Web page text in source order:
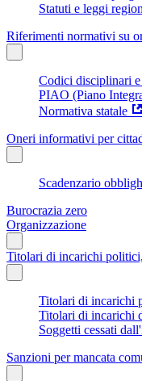
Statuti e leggi
Riferimenti normativi su
Codici disciplinari
PIAO (Piano
Normativa statale
Oneri informativi per
Scadenzario
Burocrazia zero
Organizzazione
Titolari di incarichi
Titolari di incarichi
Titolari di incarichi
Soggetti cessati
Sanzioni per mancata